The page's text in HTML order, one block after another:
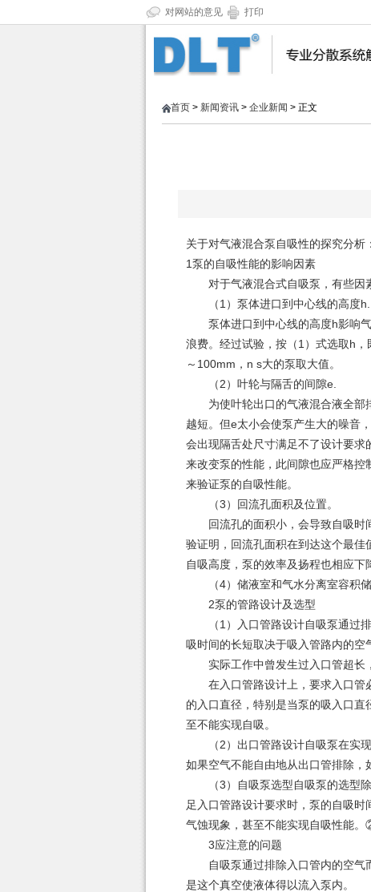
对网站的意见 打印
首页 > 新闻资讯 > 企业新闻 > 正文
关于对气液混合泵自吸性的探究分析：
1泵的自吸性能的影响因素
对于气液混合式自吸泵，有些因素
（1）泵体进口到中心线的高度h.
泵体进口到中心线的高度h影响气
浪费。经过试验，按（1）式选取h
～100mm，n s大的泵取大值。
（2）叶轮与隔舌的间隙e.
为使叶轮出口的气液混合液全部排
越短。但e太小会使泵产生大的噪音
会出现隔舌处尺寸满足不了设计要
来改变泵的性能，此间隙也应严格
来验证泵的自吸性能。
（3）回流孔面积及位置。
回流孔的面积小，会导致自吸时间
验证明，回流孔面积在到达这个最
自吸高度，泵的效率及扬程也相应下
（4）储液室和气水分离室容积储
2泵的管路设计及选型
（1）入口管路设计自吸泵通过排
吸时间的长短取决于吸入管路内的空
实际工作中曾发生过入口管超长，
在入口管路设计上，要求入口管必
的入口直径，特别是当泵的吸入口
至不能实现自吸。
（2）出口管路设计自吸泵在实现
如果空气不能自由地从出口管排除，
（3）自吸泵选型自吸泵的选型除
足入口管路设计要求时，泵的自吸
气蚀现象，甚至不能实现自吸性能
3应注意的问题
自吸泵通过排除入口管内的空气而
是这个真空使液体得以流入泵内。